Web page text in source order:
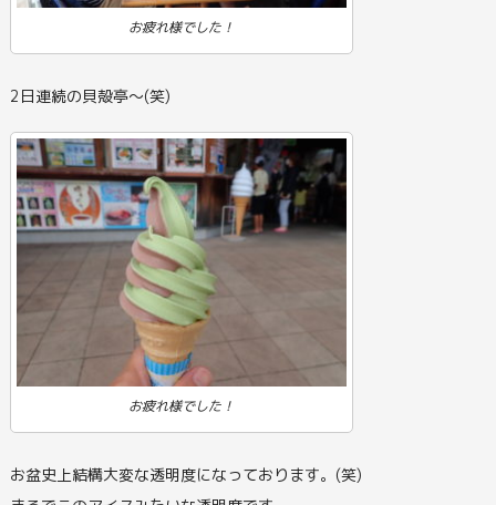
お疲れ様でした！
2日連続の貝殻亭～(笑)
お疲れ様でした！
お盆史上結構大変な透明度になっております。(笑)